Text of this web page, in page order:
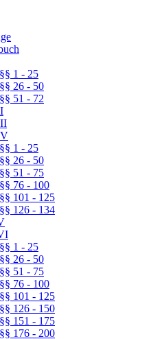
§§ 1 - 25
§§ 26 - 50
§§ 51 - 72
§§ 1 - 25
§§ 26 - 50
§§ 51 - 75
§§ 76 - 100
§§ 101 - 125
§§ 126 - 134
§§ 1 - 25
§§ 26 - 50
§§ 51 - 75
§§ 76 - 100
§§ 101 - 125
§§ 126 - 150
§§ 151 - 175
§§ 176 - 200